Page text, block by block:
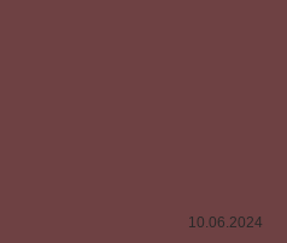
10.06.2024